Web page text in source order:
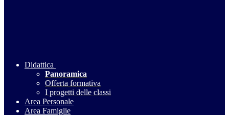
Didattica
Panoramica
Offerta formativa
I progetti delle classi
Area Personale
Area Famiglie